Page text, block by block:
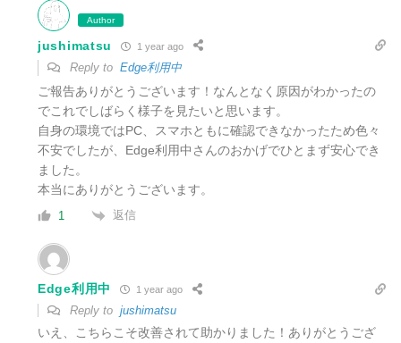
Author
jushimatsu 1 year ago
Reply to Edge利用中
ご報告ありがとうございます！なんとなく原因がわかったの
でこれでしばらく様子を見たいと思います。
自身の環境ではPC、スマホともに確認できなかったため色々
不安でしたが、Edge利用中さんのおかげでひとまず安心でき
ました。
本当にありがとうございます。
1 返信
Edge利用中 1 year ago
Reply to jushimatsu
いえ、こちらこそ改善されて助かりました！ありがとうござ